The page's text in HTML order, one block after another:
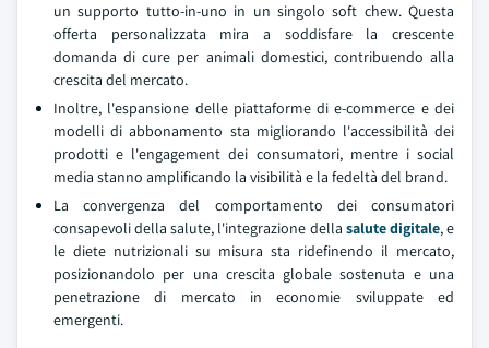
un supporto tutto-in-uno in un singolo soft chew. Questa
offerta personalizzata mira a soddisfare la crescente
domanda di cure per animali domestici, contribuendo alla
crescita del mercato.
Inoltre, l'espansione delle piattaforme di e-commerce e dei
modelli di abbonamento sta migliorando l'accessibilità dei
prodotti e l'engagement dei consumatori, mentre i social
media stanno amplificando la visibilità e la fedeltà del brand.
La convergenza del comportamento dei consumatori
consapevoli della salute, l'integrazione della salute digitale, e
le diete nutrizionali su misura sta ridefinendo il mercato,
posizionandolo per una crescita globale sostenuta e una
penetrazione di mercato in economie sviluppate ed
emergenti.